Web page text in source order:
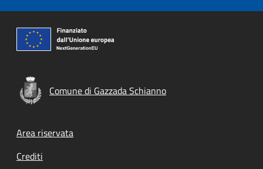
Comune di Gazzada Schianno
Footer menu
Area riservata
Crediti